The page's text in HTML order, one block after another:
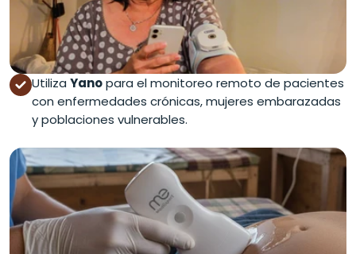
Utiliza Yanopara el monitoreo remoto de pacientes
con enfermedades crónicas, mujeres embarazadas
y poblaciones vulnerables.